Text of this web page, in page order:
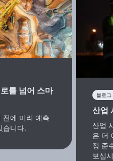
를 넘어 스마
전에 미리 예측
습니다.
블로그
산업
산업
은 더
정 준
보십